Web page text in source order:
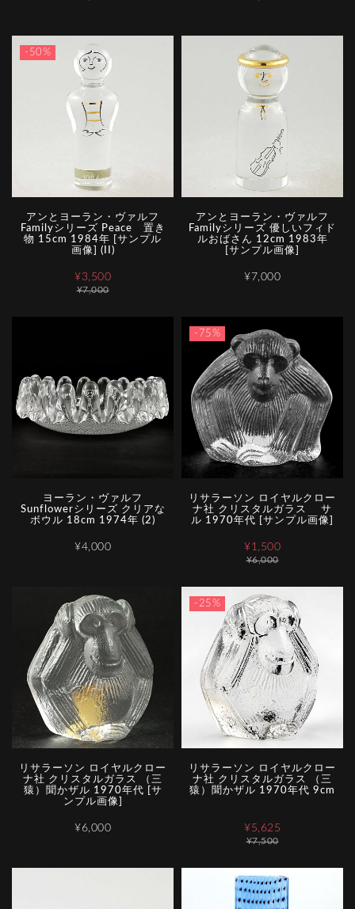
-50%
アンとヨーラン・ヴァルフ
Familyシリーズ Peace 置き
物 15cm 1984年 [サンプル
画像] (II)
¥7,000
¥3,500
アンとヨーラン・ヴァルフ
Familyシリーズ 優しいフィド
ルおばさん 12cm 1983年
[サンプル画像]
¥7,000
ヨーラン・ヴァルフ
Sunflowerシリーズ クリアな
ボウル 18cm 1974年 (2)
¥4,000
-75%
リサラーソン ロイヤルクロー
ナ社 クリスタルガラス サ
ル 1970年代 [サンプル画像]
¥6,000
¥1,500
リサラーソン ロイヤルクロー
ナ社 クリスタルガラス （三
猿）聞かザル 1970年代 [サ
ンプル画像]
¥6,000
-25%
リサラーソン ロイヤルクロー
ナ社 クリスタルガラス （三
猿）聞かザル 1970年代 9cm
¥7,500
¥5,625